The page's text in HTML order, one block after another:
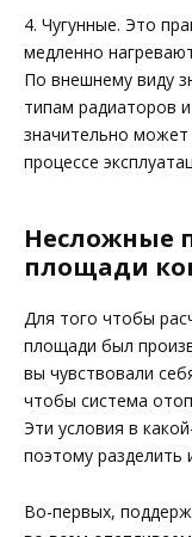
4. Чугунные. Это
медленно
По внешнему виду
типам радиаторов
значительно
процессе
Несложные
площади
Для того чтобы
площади был
вы чувствовали
чтобы система
Эти условия в
поэтому разделить
Во-первых,